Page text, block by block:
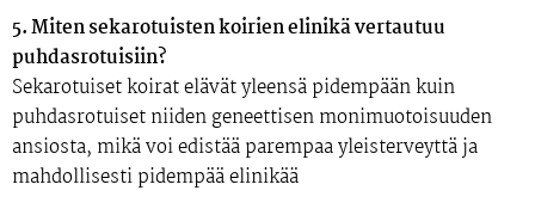
5. Miten sekarotuisten koirien elinikä vertautuu
puhdasrotuisiin?
Sekarotuiset koirat elävät yleensä pidempään kuin
puhdasrotuiset niiden geneettisen monimuotoisuuden
ansiosta, mikä voi edistää parempaa yleisterveyttä ja
mahdollisesti pidempää elinikää